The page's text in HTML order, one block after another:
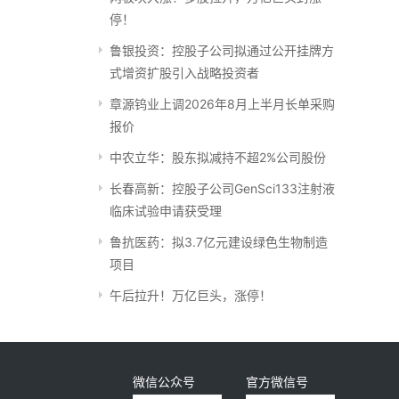
停！
鲁银投资：控股子公司拟通过公开挂牌方
式增资扩股引入战略投资者
章源钨业上调2026年8月上半月长单采购
报价
中农立华：股东拟减持不超2%公司股份
长春高新：控股子公司GenSci133注射液
临床试验申请获受理
鲁抗医药：拟3.7亿元建设绿色生物制造
项目
午后拉升！万亿巨头，涨停！
微信公众号 官方微信号